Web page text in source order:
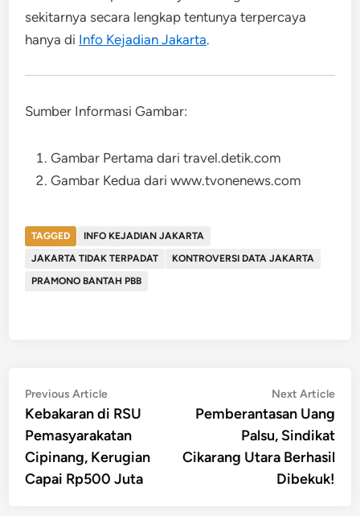
sekitarnya secara lengkap tentunya terpercaya
hanya di Info Kejadian Jakarta.
Sumber Informasi Gambar:
Gambar Pertama dari travel.detik.com
Gambar Kedua dari www.tvonenews.com
TAGGED
INFO KEJADIAN JAKARTA
JAKARTA TIDAK TERPADAT
KONTROVERSI DATA JAKARTA
PRAMONO BANTAH PBB
Post
navigation
Previous ArticlePrevious
article:
Kebakaran di RSU
Pemasyarakatan
Cipinang, Kerugian
Capai Rp500 Juta
Next Article
Pemberantasan Uang
Palsu, Sindikat
Cikarang Utara Berhasil
Dibekuk!